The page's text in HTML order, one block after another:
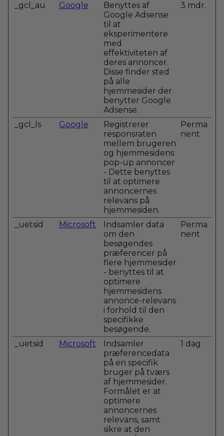
_gcl_au Google
Benyttes af
Google Adsense
til at
eksperimentere
med
effektiviteten af
deres annoncer.
Disse finder sted
på alle
hjemmesider der
benytter Google
Adsense.
3 mdr.
_gcl_ls Google
Registrerer
responsraten
mellem brugeren
og hjemmesidens
pop-up annoncer
- Dette benyttes
til at optimere
annoncernes
relevans på
hjemmesiden.
Perma
nent
_uetsid Microsoft
Indsamler data
om den
besøgendes
præferencer på
flere hjemmesider
- benyttes til at
optimere
hjemmesidens
annonce-relevans
i forhold til den
specifikke
besøgende.
Perma
nent
_uetsid Microsoft
Indsamler
præferencedata
på en specifik
bruger på tværs
af hjemmesider.
Formålet er at
optimere
annoncernes
relevans, samt
sikre at den
1 dag